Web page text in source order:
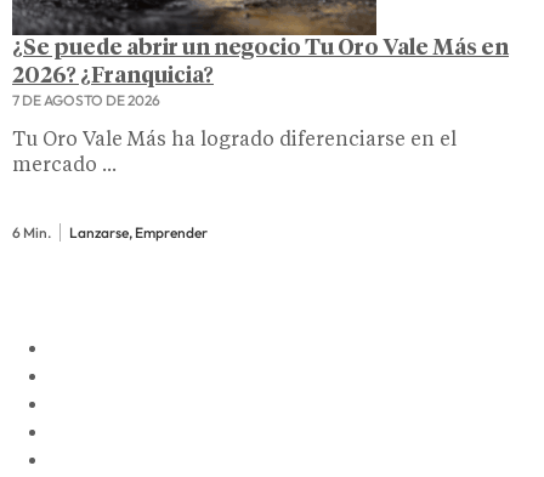
¿Se puede abrir un negocio Tu Oro Vale Más en
2026? ¿Franquicia?
7 DE AGOSTO DE 2026
Tu Oro Vale Más ha logrado diferenciarse en el
mercado ...
6 Min. Lanzarse, Emprender